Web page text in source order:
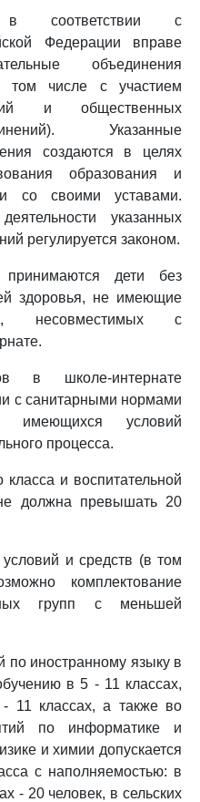
в соответствии с
Федерации вправе
объединения
том числе с участием
и общественных
Указанные
создаются в целях
образования и
со своими уставами.
указанных
регулируется законом.
дети без
здоровья, не имеющие
несовместимых с
в школе-интернате
с санитарными нормами
условий
процесса.
и воспитательной
должна превышать 20
и средств (в том
комплектование
групп с меньшей
по иностранному языку в
в 5 - 11 классах,
- 11 классах, а также во
по информатике и
и химии допускается
с наполняемостью: в
- 20 человек, в сельских